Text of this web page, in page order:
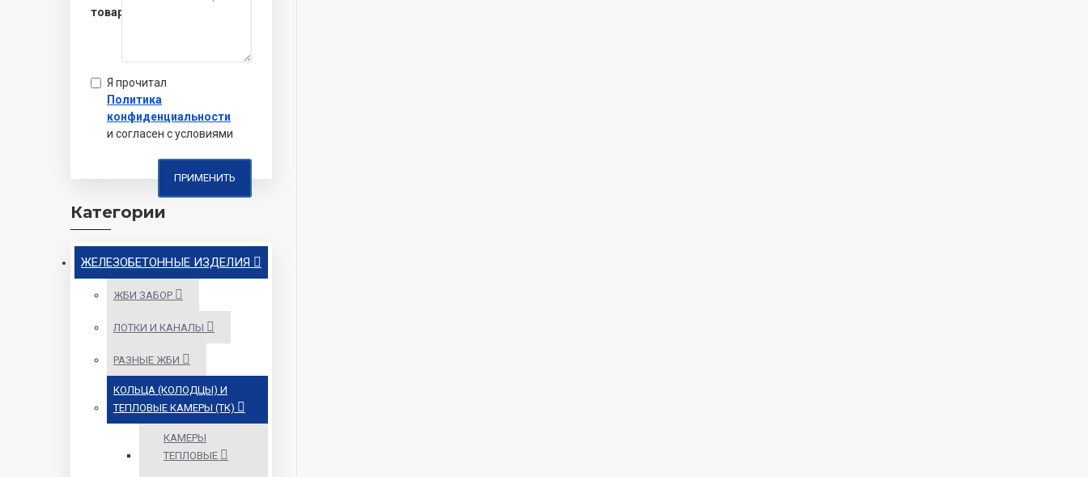
товара
Я прочитал
Политика
конфиденциальности
и согласен с условиями
ПРИМЕНИТЬ
Категории
ЖЕЛЕЗОБЕТОННЫЕ ИЗДЕЛИЯ
ЖБИ ЗАБОР
ЛОТКИ И КАНАЛЫ
РАЗНЫЕ ЖБИ
КОЛЬЦА (КОЛОДЦЫ) И
ТЕПЛОВЫЕ КАМЕРЫ (ТК)
КАМЕРЫ
ТЕПЛОВЫЕ